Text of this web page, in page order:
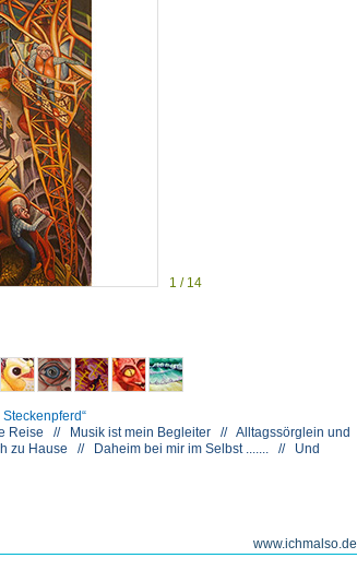
1 / 14
Steckenpferd
Reise // Musik ist mein Begleiter // Alltagssörglein und
Hause // Daheim bei mir im Selbst ....... // Und
www.ichmalso.de